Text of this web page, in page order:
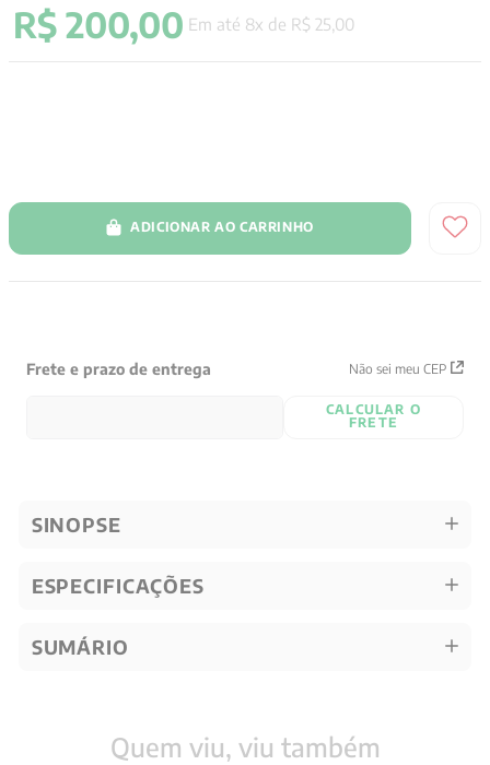
R$ 200,00 Em até 8x de R$ 25 00
ADICIONAR AO CARRINHO
Frete e prazo de entrega Não sei meu CEP
CALCULAR O
FRETE
SINOPSE
ESPECIFICAÇÕES
SUMÁRIO
Quem viu, viu também